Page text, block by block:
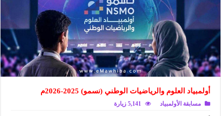
أولمبياد العلوم والرياضيات الوطني (نسمو) 2025-2026م
مسابقة الأولمبياد 5,141 زيارة